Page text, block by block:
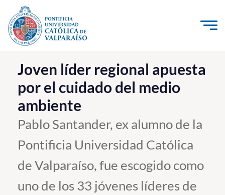
Click acá para ir directamente al contenido
La Universidad
Investigación, Creación e Innovación
PUCV Internacional
Vinculación con el Medio
Admisión
Joven líder regional apuesta
por el cuidado del medio
ambiente
Pablo Santander, ex alumno de la
Pontificia Universidad Católica
de Valparaíso, fue escogido como
uno de los 33 jóvenes líderes de